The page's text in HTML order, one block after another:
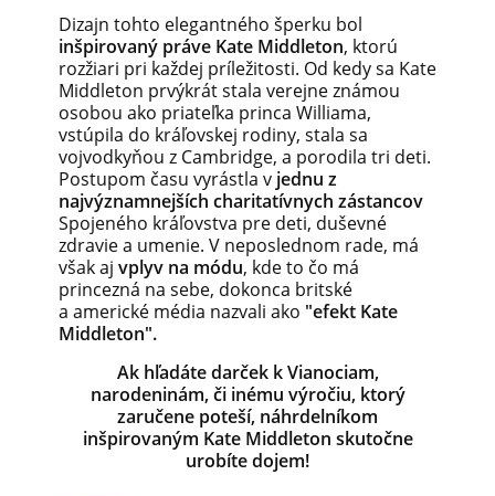
Dizajn tohto elegantného šperku bol
inšpirovaný práve Kate Middleton, ktorú
rozžiari pri každej príležitosti. Od kedy sa Kate
Middleton prvýkrát stala verejne známou
osobou ako priateľka princa Williama,
vstúpila do kráľovskej rodiny, stala sa
vojvodkyňou z Cambridge, a porodila tri deti.
Postupom času vyrástla v jednu z
najvýznamnejších charitatívnych zástancov
Spojeného kráľovstva pre deti, duševné
zdravie a umenie. V neposlednom rade, má
však aj vplyv na módu, kde to čo má
princezná na sebe, dokonca britské
a americké média nazvali ako "efekt Kate
Middleton".
Ak hľadáte darček k Vianociam,
narodeninám, či inému výročiu, ktorý
zaručene poteší, náhrdelníkom
inšpirovaným Kate Middleton skutočne
urobíte dojem!